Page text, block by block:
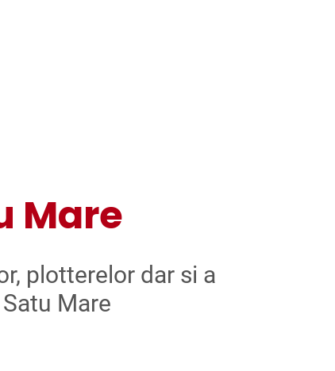
Mare
plotterelor dar si a
Satu Mare